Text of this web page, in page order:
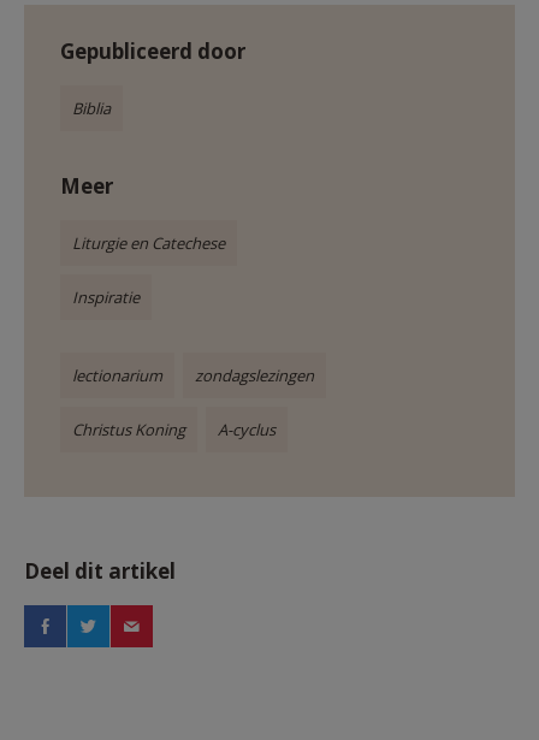
Gepubliceerd door
Biblia
Meer
Liturgie en Catechese
Inspiratie
lectionarium zondagslezingen
Christus Koning A-cyclus
Deel dit artikel